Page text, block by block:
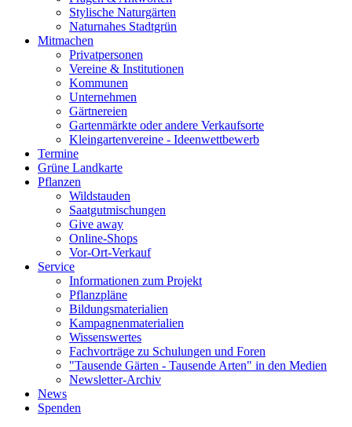
Stylische Naturgärten
Naturnahes Stadtgrün
Mitmachen
Privatpersonen
Vereine & Institutionen
Kommunen
Unternehmen
Gärtnereien
Gartenmärkte oder andere Verkaufsorte
Kleingartenvereine - Ideenwettbewerb
Termine
Grüne Landkarte
Pflanzen
Wildstauden
Saatgutmischungen
Give away
Online-Shops
Vor-Ort-Verkauf
Service
Informationen zum Projekt
Pflanzpläne
Bildungsmaterialien
Kampagnenmaterialien
Wissenswertes
Fachvorträge zu Schulungen und Foren
"Tausende Gärten - Tausende Arten" in den Medien
Newsletter-Archiv
News
Spenden